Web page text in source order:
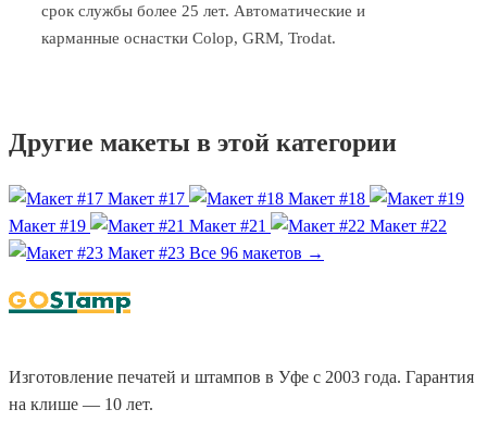
срок службы более 25 лет. Автоматические и
карманные оснастки Colop, GRM, Trodat.
Другие макеты в этой категории
Макет #17
Макет #18
Макет #19
Макет #21
Макет #22
Макет #23 Все 96 макетов →
Изготовление печатей и штампов в Уфе с 2003 года. Гарантия
на клише — 10 лет.